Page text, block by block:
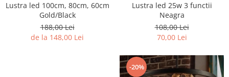
Lustra led 100cm, 80cm, 60cm
Gold/Black
188,00 Lei
de la 148,00 Lei
Lustra led 25w 3 functii
Neagra
108,00 Lei
70,00 Lei
-20%